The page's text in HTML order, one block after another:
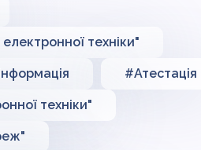
техніки"
#Атестація
техніки"